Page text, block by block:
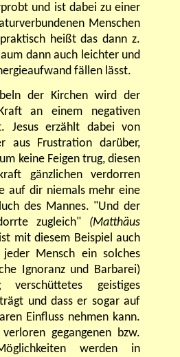
und ist dabei zu einer
Menschen
heißt das dann z.
dann auch leichter und
fällen lässt.
der Kirchen wird der
an einem negativen
Jesus erzählt dabei von
aus Frustration darüber,
keine Feigen trug, diesen
gänzlichen verdorren
auf dir niemals mehr eine
des Mannes. "Und der
zugleich" (Matthäus
mit diesem Beispiel auch
Mensch ein solches
Ignoranz und Barbarei)
verschüttetes geistiges
und dass er sogar auf
Einfluss nehmen kann.
gegangenen bzw.
werden in